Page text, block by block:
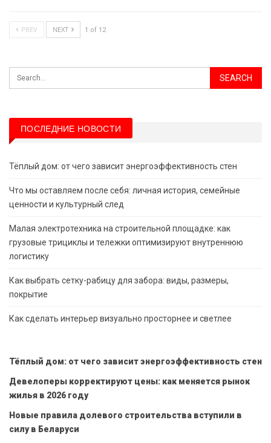
PREV NEXT 1 of 12
ПОСЛЕДНИЕ НОВОСТИ
Тёплый дом: от чего зависит энергоэффективность стен
Что мы оставляем после себя: личная история, семейные
ценности и культурный след
Малая электротехника на строительной площадке: как
грузовые трициклы и тележки оптимизируют внутреннюю
логистику
Как выбрать сетку-рабицу для забора: виды, размеры,
покрытие
Как сделать интерьер визуально просторнее и светлее
Тёплый дом: от чего зависит энергоэффективность стен
Девелоперы корректируют цены: как меняется рынок
жилья в 2026 году
Новые правила долевого строительства вступили в
силу в Беларуси